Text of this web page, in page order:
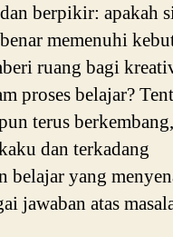
berpikir: apakah
memenuhi
ruang bagi
proses belajar?
terus
dan terkadang
belajar yang
jawaban atas